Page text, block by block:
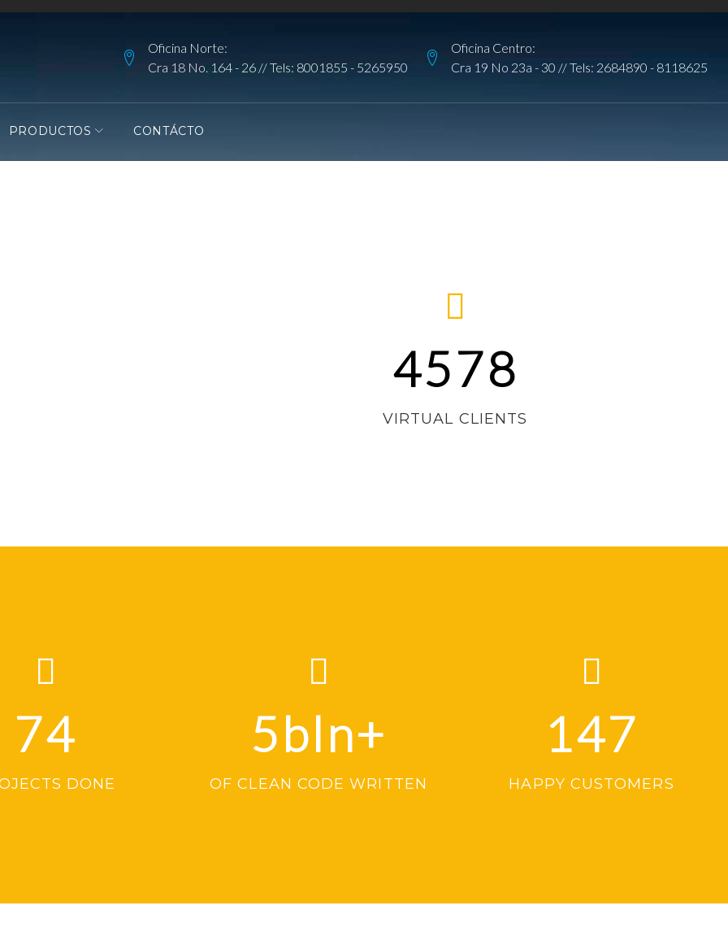
Oficina Norte:
Cra 18 No. 164 - 26 // Tels: 8001855 - 5265950
Oficina Centro:
Cra 19 No 23a - 30 // Tels: 2684890 - 8118625
PRODUCTOS CONTÁCTO
4578
VIRTUAL CLIENTS
74
DONE
5bln+
OF CLEAN CODE WRITTEN
147
HAPPY CUSTOMERS